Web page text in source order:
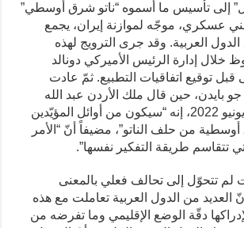
إلى تأسيس ما أسموه “ناتو شرق أوسطي”
عسكري، موجّه لموازنة إيران، يجمع
العربية. وقد جرى الترويج لهذه
خلال إدارة الرئيس الأميركي دونالد
قبل توقيع اتفاقيات التطبيع. ثمّ عادت
بايدن، حين قال ملك الأردن عبد الله
الثاني في حزيران/يونيو 2022، إنه “سيكون من أوائل المؤيّدين
من حلف الناتو”، مضيفاً أنّ “الأمر
تتقاسم طريقة التفكير نفسها”.
لم تتحوّل إلى تحالف فعلي بالمعنى
العديد من الدول العربية تعاملت مع هذه
دقّة الوضع الإقليمي وما تفرضه من